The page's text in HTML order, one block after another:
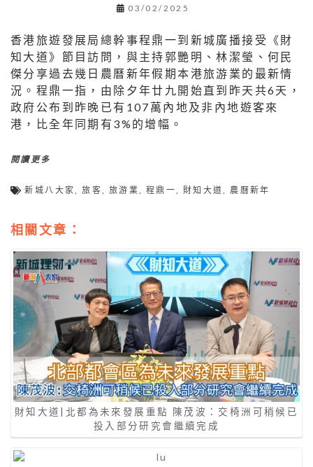
03/02/2025
香港旅遊發展局總幹事程鼎一到新城廣播接受《財
知大道》節目訪問，與主持郭艷明、林潔瑩、何民
傑分享過去幾日農曆新年假期本港旅游業的最新情
況。程鼎一指，由除夕年廿九開始直到昨天共6天，
政府公布到昨晚已有107萬內地及非內地遊客來
港，比全年同期有3%的增幅。
閱讀更多
新城八大家 ,旅客 旅游業 程鼎一 財知大道 農曆新年
相關文章：
財知大道|北都為未來發展重點 陳茂波：交椅洲可稍候已
投入部分研究會繼續完成